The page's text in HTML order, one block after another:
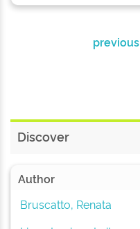
previous
Discover
Author
Bruscatto, Renata